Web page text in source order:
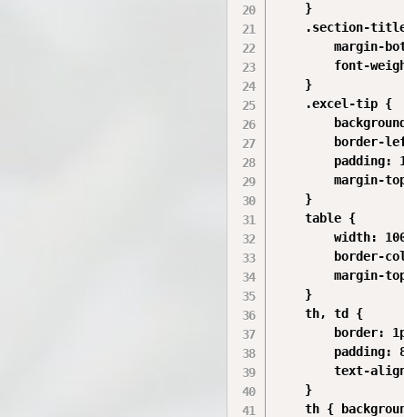
    }
.section-
margin-
font-
    }
    .excel-tip {
border-
padding:
margin-
    }
    table {
width:
border-
margin-
    }
    th, td {
border:
padding:
text-
    }
th {